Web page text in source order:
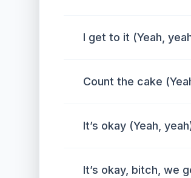
I get to it (Yeah,
Count the cake
It’s okay (Yeah,
It’s okay, bitch, we